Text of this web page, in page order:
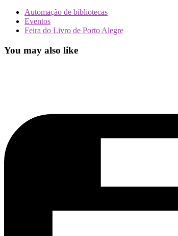
Automação de bibliotecas
Eventos
Feira do Livro de Porto Alegre
You may also like